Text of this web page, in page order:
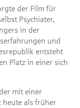
der Film für
Psychiater,
in der
und
entsteht
Platz in einer sich
mit einer
heute als früher